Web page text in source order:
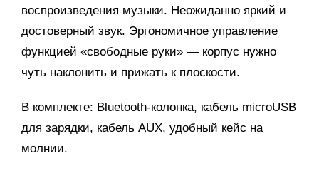
воспроизведения музыки. Неожиданно яркий и
достоверный звук. Эргономичное управление
функцией «свободные руки» — корпус нужно
чуть наклонить и прижать к плоскости.
В комплекте: Bluetooth-колонка, кабель microUSB
для зарядки, кабель AUX, удобный кейс на
молнии.